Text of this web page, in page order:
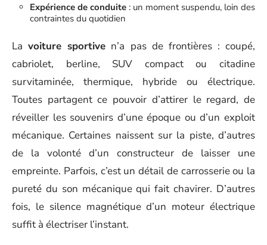
Expérience de conduite : un moment suspendu, loin des
contraintes du quotidien
Lavoiture sportive n’a pas de frontières : coupé,
cabriolet, berline, SUV compact ou citadine
survitaminée, thermique, hybride ou électrique.
Toutes partagent ce pouvoir d’attirer le regard, de
réveiller les souvenirs d’une époque ou d’un exploit
mécanique. Certaines naissent sur la piste, d’autres
de la volonté d’un constructeur de laisser une
empreinte. Parfois, c’est un détail de carrosserie ou la
pureté du son mécanique qui fait chavirer. D’autres
fois, le silence magnétique d’un moteur électrique
suffit à électriser l’instant.